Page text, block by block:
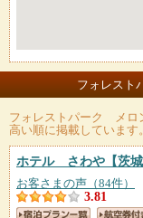
フォレスト
フォレストパーク メロ
高い順に掲載しています。
ホテル さわや 【茨
お客さまの声（84件）
3.81